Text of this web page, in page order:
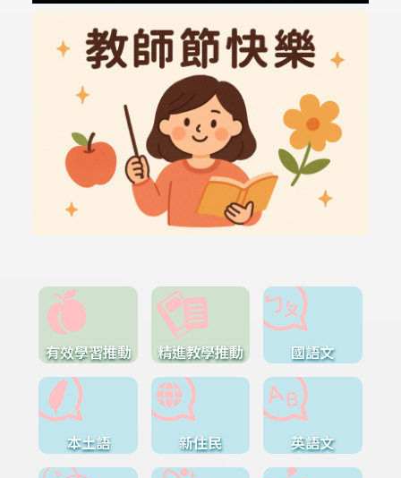
有效學習推動 精進教學推動 國語文
本土語 新住民 英語文